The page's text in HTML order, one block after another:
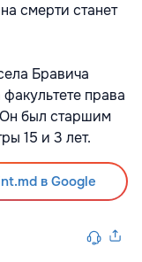
смерти станет
Бравича
права
Он был старшим
15 и 3 лет.
в Google